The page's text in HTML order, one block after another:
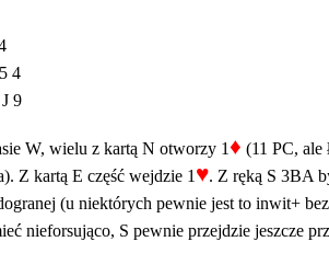
4
9
W, wielu z kartą N otworzy 1♦ (11 PC, ale
Z kartą E część wejdzie 1 ♥. Z ręką S 3BA
(u niektórych pewnie jest to inwit+
nieforsująco, S pewnie przejdzie jeszcze